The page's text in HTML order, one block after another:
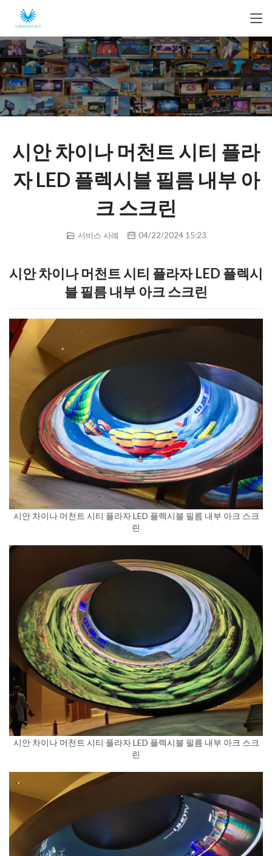
시안 차이나 머천트 시티 플라
자 LED 플렉시블 필름 내부 아
크 스크린
서비스 사례 04/22/2024 15:23
시안 차이나 머천트 시티 플라자 LED 플렉시
블 필름 내부 아크 스크린
시안 차이나 머천트 시티 플라자 LED 플렉시블 필름 내부 아크 스크
린
시안 차이나 머천트 시티 플라자 LED 플렉시블 필름 내부 아크 스크
린